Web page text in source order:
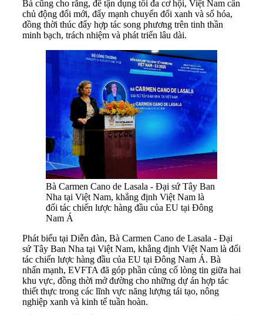
Bà cũng cho rằng, để tận dụng tối đa cơ hội, Việt Nam cần
chủ động đổi mới, đẩy mạnh chuyển đổi xanh và số hóa,
đồng thời thúc đẩy hợp tác song phương trên tinh thần
minh bạch, trách nhiệm và phát triển lâu dài.
Bà Carmen Cano de Lasala - Đại sứ Tây Ban
Nha tại Việt Nam, khẳng định Việt Nam là
đối tác chiến lược hàng đầu của EU tại Đông
Nam Á
Phát biểu tại Diễn đàn, Bà Carmen Cano de Lasala - Đại
sứ Tây Ban Nha tại Việt Nam, khẳng định Việt Nam là đối
tác chiến lược hàng đầu của EU tại Đông Nam Á. Bà
nhấn mạnh, EVFTA đã góp phần củng cố lòng tin giữa hai
khu vực, đồng thời mở đường cho những dự án hợp tác
thiết thực trong các lĩnh vực năng lượng tái tạo, nông
nghiệp xanh và kinh tế tuần hoàn.